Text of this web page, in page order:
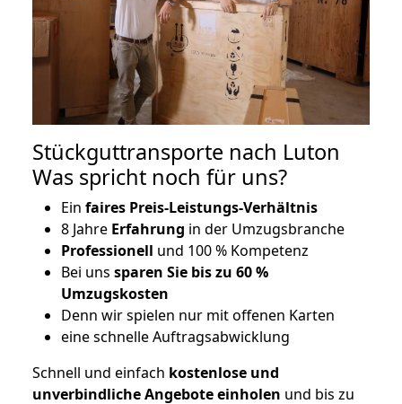
Stückguttransporte nach Luton
Was spricht noch für uns?
Ein faires Preis-Leistungs-Verhältnis
8 Jahre Erfahrung in der Umzugsbranche
Professionell und 100 % Kompetenz
Bei uns sparen Sie bis zu 60 %
Umzugskosten
Denn wir spielen nur mit offenen Karten
eine schnelle Auftragsabwicklung
Schnell und einfach kostenlose und
unverbindliche Angebote einholen und bis zu